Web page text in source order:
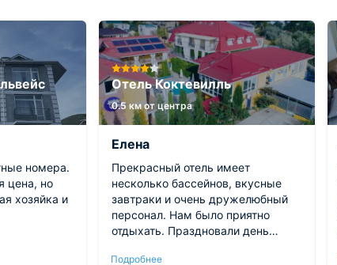
номера.
цена, но
хозяйка и
Отель Коктевилль
0.5 км от центра
Елена
Прекрасный отель имеет
несколько бассейнов, вкусные
завтраки и очень дружелюбный
персонал. Нам было приятно
отдыхать. Праздновали день
Подробнее